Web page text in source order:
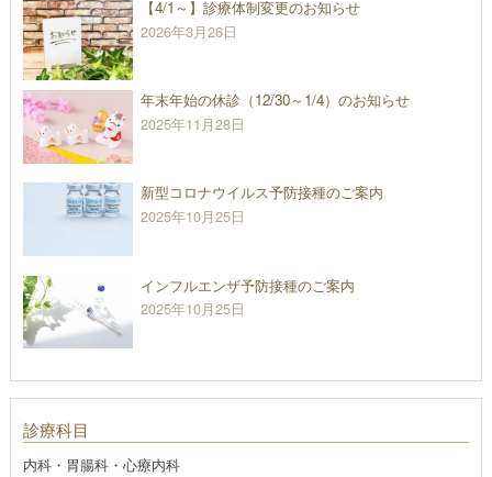
【4/1～】診療体制変更のお知らせ
2026年3月26日
年末年始の休診（12/30～1/4）のお知らせ
2025年11月28日
新型コロナウイルス予防接種のご案内
2025年10月25日
インフルエンザ予防接種のご案内
2025年10月25日
診療科目
内科・胃腸科・心療内科